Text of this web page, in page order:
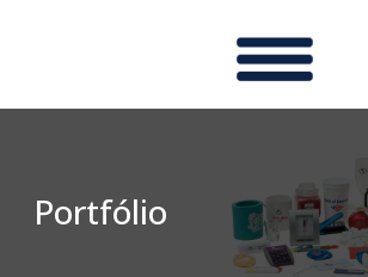
Portfólio